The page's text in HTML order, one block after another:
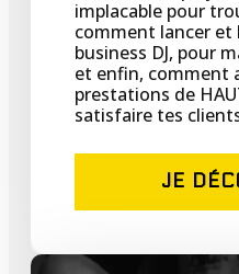
implacable pour
comment lancer et
business DJ, pour
et enfin, comment
prestations de
satisfaire tes
JE